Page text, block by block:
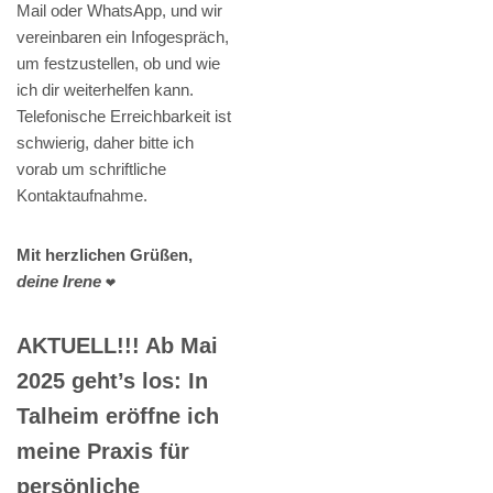
Mail oder WhatsApp, und wir
vereinbaren ein Infogespräch,
um festzustellen, ob und wie
ich dir weiterhelfen kann.
Telefonische Erreichbarkeit ist
schwierig, daher bitte ich
vorab um schriftliche
Kontaktaufnahme.
Mit herzlichen Grüßen,
deine Irene ❤️
AKTUELL!!! Ab Mai
2025 geht’s los: In
Talheim eröffne ich
meine Praxis für
persönliche